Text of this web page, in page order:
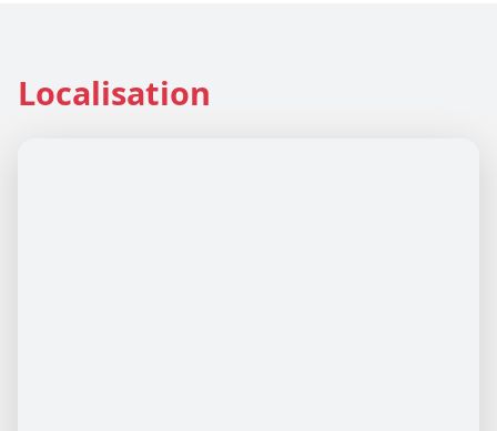
Localisation